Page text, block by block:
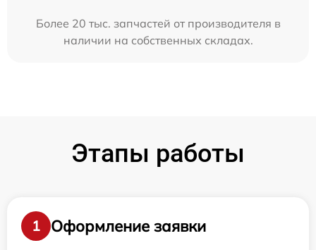
Более 20 тыс. запчастей от производителя в
наличии на собственных складах.
Этапы работы
1
Оформление заявки